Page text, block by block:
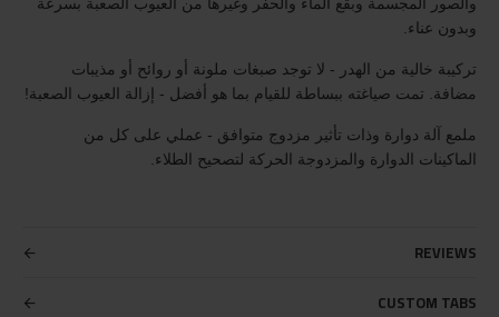
وبدون عناء.
تركيبة خالية من الهدر - لا توجد صبغات ملونة أو روائح أو مذيبات
مضافة. تمت صياغته ببساطة للقيام بما هو أفضل - إزالة العيوب الصعبة!
ملمع آلة دوارة وذات تأثير مزدوج متوافق - عملي على كل من
الماكينات الدوارة والمزدوجة الحركة لتصحيح الطلاء.
REVIEWS
CUSTOM TABS